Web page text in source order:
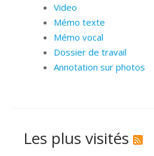
Video
Mémo texte
Mémo vocal
Dossier de travail
Annotation sur photos
Les plus visités